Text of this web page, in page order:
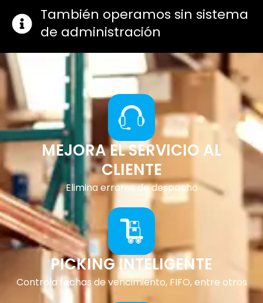
También operamos sin sistema
de administración
MEJORA EL SERVICIO AL
CLIENTE
Elimina errores de despacho
PICKING INTELIGENTE
Controla fechas de vencimiento, FIFO, entre otros